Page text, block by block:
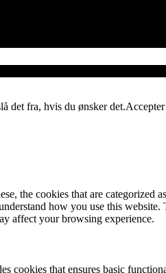
det fra, hvis du ønsker det.Accepter
the cookies that are categorized
how you use this
affect your browsing experience.
that ensures basic